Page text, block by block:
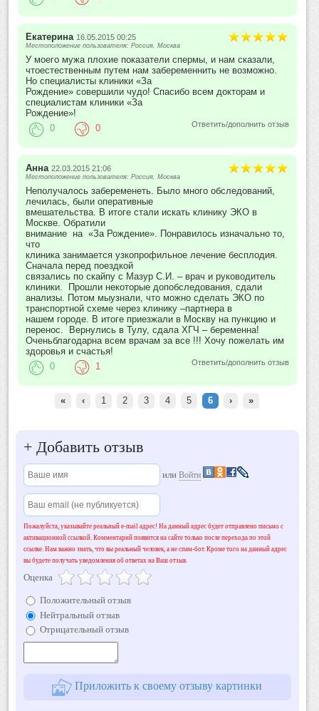
Екатерина 16.05.2015 00:25
Местоположение пользователя: Россия, Москва
У моего мужа плохие показатели спермы, и нам сказали,
чтоестественным путем нам забеременнить не возможно.
Но специалисты клиники «За
Рождение» совершили чудо! Спасибо всем докторам и
специалистам клиники «За
Рождение»!
Ответить/дополнить отзыв
0 0
Анна 22.03.2015 21:06
Местоположение пользователя: Россия, Москва
Неполучалось забеременеть. Было много обследований,
лечилась, были оперативные
вмешательства. В итоге стали искать клинику ЭКО в
Москве. Обратили
внимание на «За Рождение». Понравилось изначально то,
что
клиника занимается узкопрофильное лечение бесплодия.
Сначала перед поездкой
связались по скайпу с Мазур С.И. – врач и руководитель
клиники. Прошли некоторые допобследования, сдали
анализы. Потом мыузнали, что можно сделать ЭКО по
транспортной схеме через клинику –партнера в
нашем городе. В итоге приезжали в Москву на пункцию и
перенос. Вернулись в Тулу, сдала ХГЧ – беременна!
Оченьблагодарна всем врачам за все !!! Хочу пожелать им
здоровья и счастья!
Ответить/дополнить отзыв
0 1
« ‹ 1 2 3 4 5 6 › »
+ Добавить отзыв
или Войти
Пожалуйста, указывайте реальный e-mail адрес! На данный адрес будет отправлено письмо с
активационной ссылкой. Комментарий появится на сайте только после перехода по этой
ссылке. Нам важно знать, что вы реальный человек, а не спам-бот. Кроме того на данный адрес
вы будете получать уведомления об ответах на Ваш отзыв.
Оценка
Положительный отзыв
Нейтральный отзыв
Отрицательный отзыв
Приложить к своему отзыву картинки